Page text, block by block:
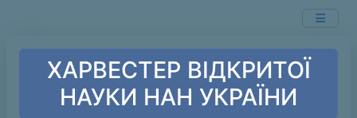
ХАРВЕСТЕР ВІДКРИТОЇ
НАУКИ НАН УКРАЇНИ